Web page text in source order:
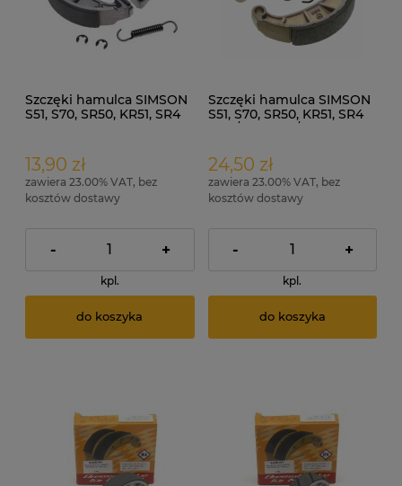
Szczęki hamulca SIMSON
S51, S70, SR50, KR51, SR4
13,90 zł
zawiera 23.00% VAT, bez
kosztów dostawy
- +
kpl.
do koszyka
Szczęki hamulca SIMSON
S51, S70, SR50, KR51, SR4
kpl. /INFESTO/
24,50 zł
zawiera 23.00% VAT, bez
kosztów dostawy
- +
kpl.
do koszyka